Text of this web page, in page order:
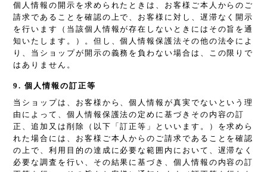
個人情報の開示を求められたときは、お客様ご本人からのご
請求であることを確認の上で、お客様に対し、遅滞なく開示
を行います（当該個人情報が存在しないときにはその旨を通
知いたします。）。但し、個人情報保護法その他の法令によ
り、当ショップが開示の義務を負わない場合は、この限りで
はありません。
9. 個人情報の訂正等
当ショップは、お客様から、個人情報が真実でないという理
由によって、個人情報保護法の定めに基づきその内容の訂
正、追加又は削除（以下「訂正等」といいます。）を求めら
れた場合には、お客様ご本人からのご請求であることを確認
の上で、利用目的の達成に必要な範囲内において、遅滞なく
必要な調査を行い、その結果に基づき、個人情報の内容の訂